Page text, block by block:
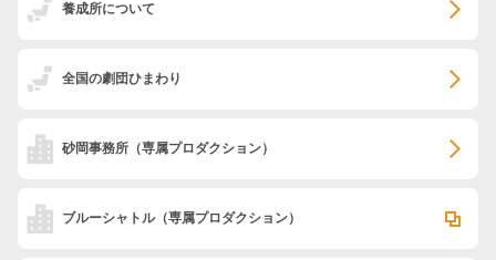
養成所について
全国の劇団ひまわり
砂岡事務所 （専属プロダクション）
ブルーシャトル（専属プロダクション）